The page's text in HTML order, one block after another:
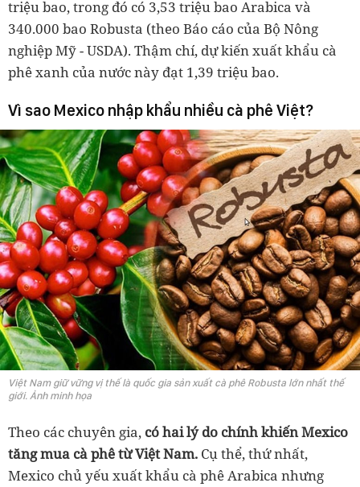
triệu bao, trong đó có 3,53 triệu bao Arabica và
340.000 bao Robusta (theo Báo cáo của Bộ Nông
nghiệp Mỹ - USDA). Thậm chí, dự kiến xuất khẩu cà
phê xanh của nước này đạt 1,39 triệu bao.
Vì sao Mexico nhập khẩu nhiều cà phê Việt?
Việt Nam giữ vững vị thế là quốc gia sản xuất cà phê Robusta lớn nhất thế
giới. Ảnh minh họa
Theo các chuyên gia, có hai lý do chính khiến Mexico
tăng mua cà phê từ Việt Nam. Cụ thể, thứ nhất,
Mexico chủ yếu xuất khẩu cà phê Arabica nhưng